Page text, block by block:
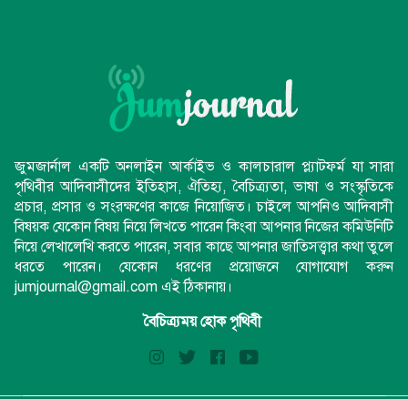
জুমজার্নাল একটি অনলাইন আর্কাইভ ও কালচারাল প্ল্যাটফর্ম যা সারা
পৃথিবীর আদিবাসীদের ইতিহাস, ঐতিহ্য, বৈচিত্র্যতা, ভাষা ও সংস্কৃতিকে
প্রচার, প্রসার ও সংরক্ষণের কাজে নিয়োজিত। চাইলে আপনিও আদিবাসী
বিষয়ক যেকোন বিষয় নিয়ে লিখতে পারেন কিংবা আপনার নিজের কমিউনিটি
নিয়ে লেখালেখি করতে পারেন, সবার কাছে আপনার জাতিসত্ত্বার কথা তুলে
ধরতে পারেন। যেকোন ধরণের প্রয়োজনে যোগাযোগ করুন
jumjournal@gmail.com এই ঠিকানায়।
বৈচিত্র্যময় হোক পৃথিবী